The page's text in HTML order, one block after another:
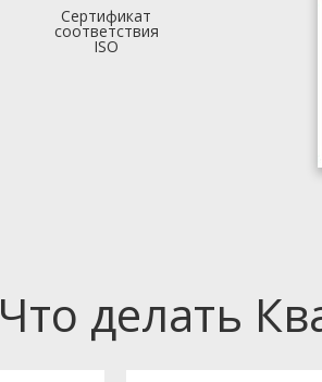
Сертификат
соответствия
ISO
Что делать